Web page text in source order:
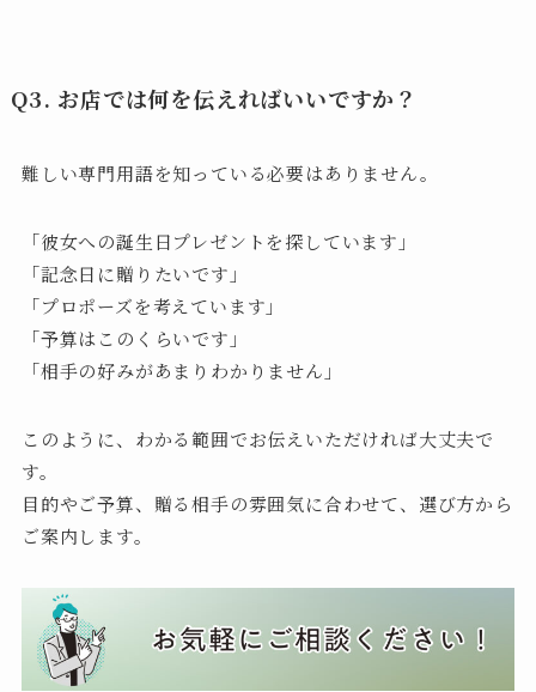
Q3. お店では何を伝えればいいですか？
難しい専門用語を知っている必要はありません。
「彼女への誕生日プレゼントを探しています」
「記念日に贈りたいです」
「プロポーズを考えています」
「予算はこのくらいです」
「相手の好みがあまりわかりません」
このように、わかる範囲でお伝えいただければ大丈夫で
す。
目的やご予算、贈る相手の雰囲気に合わせて、選び方から
ご案内します。